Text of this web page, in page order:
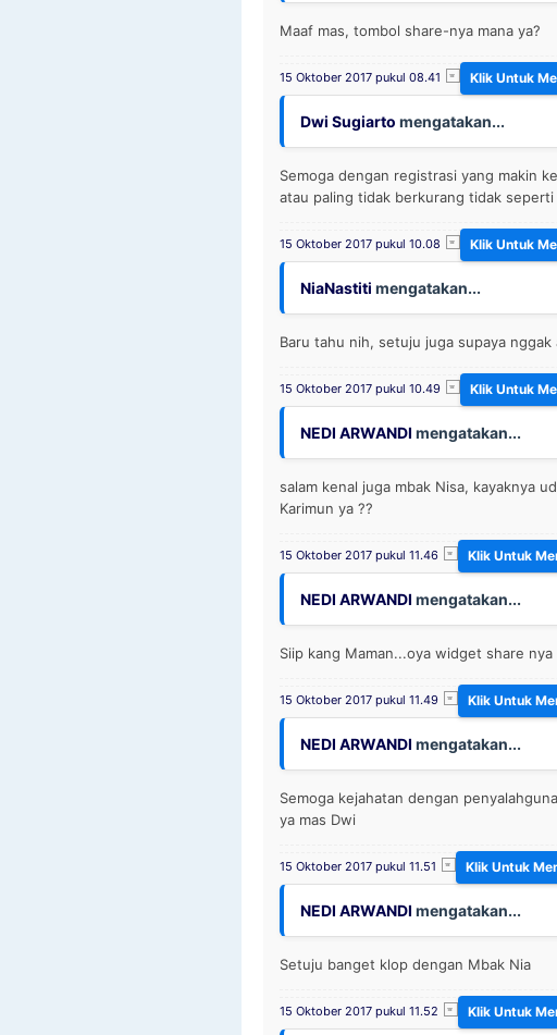
Maaf mas, tombol share-nya mana ya?
15 Oktober 2017 pukul 08.41
Dwi Sugiarto mengatakan...
Semoga dengan registrasi yang makin
atau paling tidak berkurang tidak seperti
15 Oktober 2017 pukul 10.08
NiaNastiti mengatakan...
Baru tahu nih, setuju juga supaya
15 Oktober 2017 pukul 10.49
NEDI ARWANDI mengatakan...
salam kenal juga mbak Nisa, kayaknya
Karimun ya ??
15 Oktober 2017 pukul 11.46
NEDI ARWANDI mengatakan...
Siip kang Maman...oya widget share
15 Oktober 2017 pukul 11.49
NEDI ARWANDI mengatakan...
Semoga kejahatan dengan
ya mas Dwi
15 Oktober 2017 pukul 11.51
NEDI ARWANDI mengatakan...
Setuju banget klop dengan Mbak Nia
15 Oktober 2017 pukul 11.52